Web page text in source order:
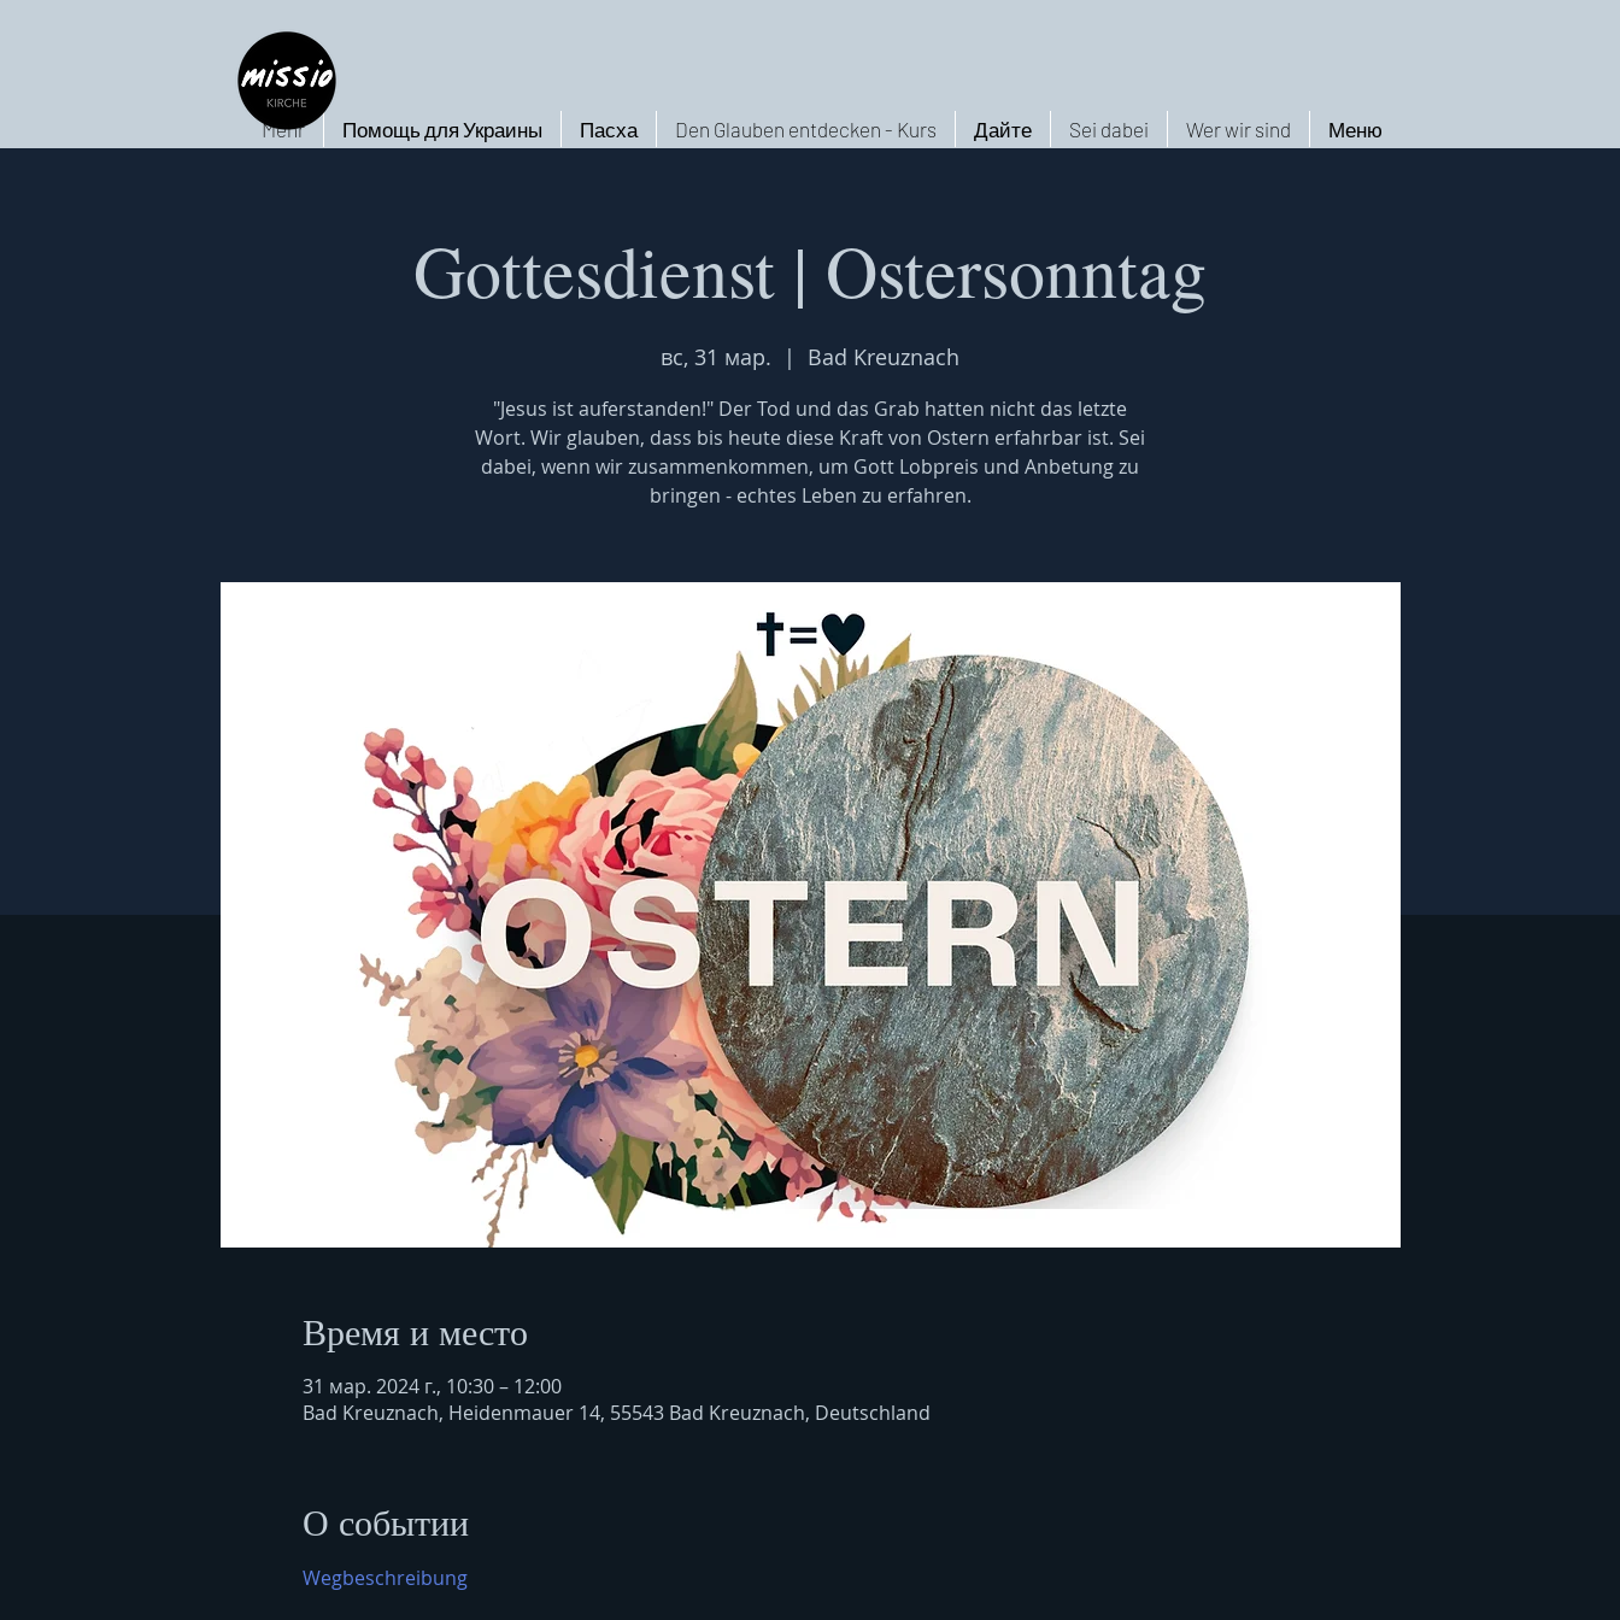
Меню
Wer wir sind
Sei dabei
Дайте
Den Glauben entdecken - Kurs
Пасха
Помощь для Украины
Mehr
Gottesdienst | Ostersonntag
вс, 31 мар.
  |
Bad Kreuznach
"Jesus ist auferstanden!" Der Tod und das Grab hatten nicht das letzte
Wort. Wir glauben, dass bis heute diese Kraft von Ostern erfahrbar ist. Sei
dabei, wenn wir zusammenkommen, um Gott Lobpreis und Anbetung zu
bringen - echtes Leben zu erfahren.
Время и место
31 мар. 2024 г., 10:30 – 12:00
Bad Kreuznach, Heidenmauer 14, 55543 Bad Kreuznach, Deutschland
О событии
Wegbeschreibung